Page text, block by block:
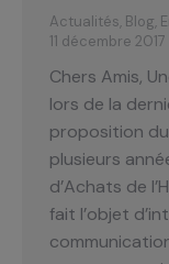
Actualités, Blog,
11 décembre 2017
Chers Amis,
lors de la
proposition du
plusieurs
d’Achats de
fait l’objet